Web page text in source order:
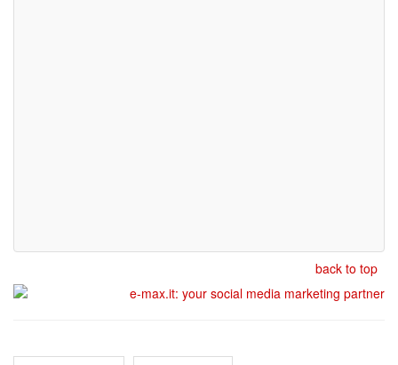
back to top